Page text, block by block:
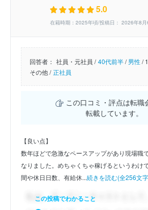
5.0
在籍時期：2025年頃/投稿日： 2026年8月
回答者： 社員・元社員 / 40代前半/男性/
その他 / 正社員
この口コミ・評点は転職
転載しています。
【良い点】
数年ほどで急激なペースアップがあり現場職
なりました。めちゃくちゃ稼げるというわけ
間や休日日数、有給休...続きを読む(全256文
この投稿でわかること